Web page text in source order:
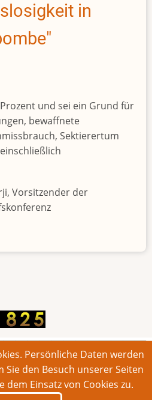
in
und sei ein Grund für
bewaffnete
Sektierertum
Vorsitzender der
Alle Rechte vorbehalten.
Intern
Persönliche Daten werden
Sie den Besuch unserer Seiten
dem Einsatz von Cookies zu.